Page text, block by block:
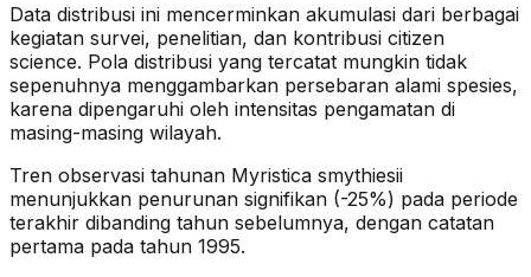
Data distribusi ini mencerminkan akumulasi dari berbagai
kegiatan survei, penelitian, dan kontribusi citizen
science. Pola distribusi yang tercatat mungkin tidak
sepenuhnya menggambarkan persebaran alami spesies,
karena dipengaruhi oleh intensitas pengamatan di
masing-masing wilayah.
Tren observasi tahunan Myristica smythiesii
menunjukkan penurunan signifikan (-25%) pada periode
terakhir dibanding tahun sebelumnya, dengan catatan
pertama pada tahun 1995.